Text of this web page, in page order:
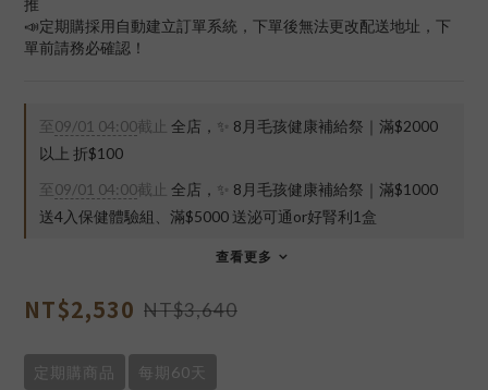
推
📣定期購採用自動建立訂單系統，下單後無法更改配送地址，下
單前請務必確認！
至 09/01 04:00截止
全店，✨ 8月毛孩健康補給祭｜滿$2000
以上 折$100
至 09/01 04:00截止
全店，✨ 8月毛孩健康補給祭｜滿$1000
送4入保健體驗組、滿$5000 送泌可通or好腎利1盒
查看更多
NT$2,530 NT$3,640
定期購商品 每期60天